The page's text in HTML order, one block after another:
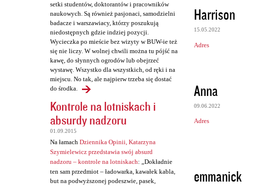
setki studentów, doktorantów i pracowników
naukowych. Są również pasjonaci, samodzielni
badacze i warszawiacy, którzy poszukują
niedostępnych gdzie indziej pozycji.
Wycieczka po mieście bez wizyty w BUW-ie też
się nie liczy. W wolnej chwili można tu pójść na
kawę, do słynnych ogrodów lub obejrzeć
wystawę. Wszystko dla wszystkich, od ręki i na
miejscu. No tak, ale najpierw trzeba się dostać
do środka.
Kontrole na lotniskach i
absurdy nadzoru
01.09.2015
Na łamach Dziennika Opinii, Katarzyna
Szymielewicz przedstawia swój absurd
nadzoru – kontrole na lotniskach: „Dokładnie
ten sam przedmiot – ładowarka, kawałek kabla,
but na podwyższonej podeszwie, pasek,
Harrison
15.05.2022
Adres
Anna
09.06.2022
Adres
emmanick